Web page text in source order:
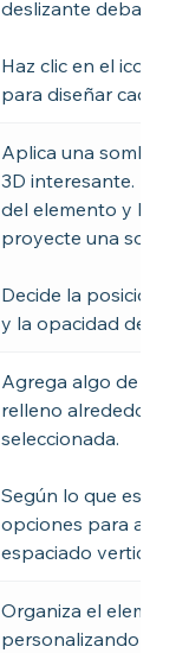
deslizante debajo
Haz clic en el icono
para diseñar cada
Aplica una sombra
3D interesante.
del elemento y
proyecte una
Decide la posición,
y la opacidad de la
Agrega algo de
relleno alrededor
seleccionada.
Según lo que
opciones para
espaciado vertical
Organiza el
personalizando